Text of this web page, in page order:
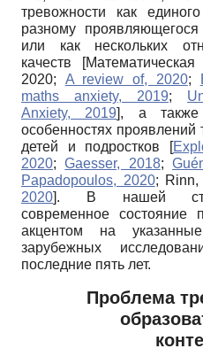
тревожности как
разному
или как нескольких
качеств [Математическая
2020; A review of, 2020;
maths anxiety, 2019;
Anxiety, 2019], а также
особенностях
детей и подростков
[
2020;Gaesser, 2018;
Papadopoulos, 2020;
2020]. В нашей
современное состояние
акцентом на
зарубежных
последние пять лет.
Проблема